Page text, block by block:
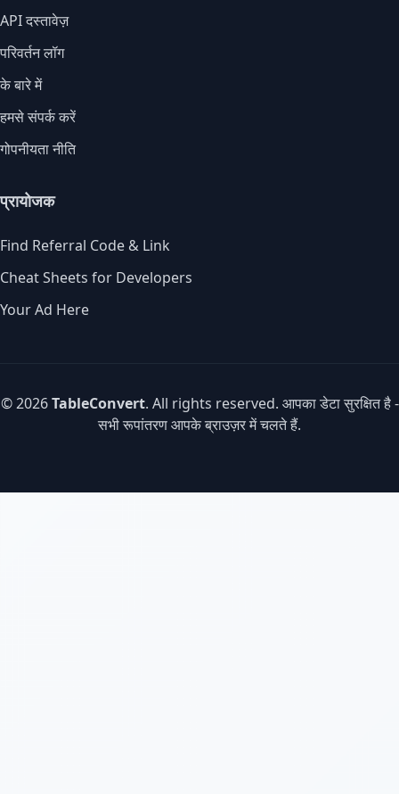
API दस्तावेज़
परिवर्तन लॉग
के बारे में
हमसे संपर्क करें
गोपनीयता नीति
प्रायोजक
Find Referral Code & Link
Cheat Sheets for Developers
Your Ad Here
© 2026TableConvert. All rights reserved. आपका डेटा सुरक्षित है -
सभी रूपांतरण आपके ब्राउज़र में चलते हैं.